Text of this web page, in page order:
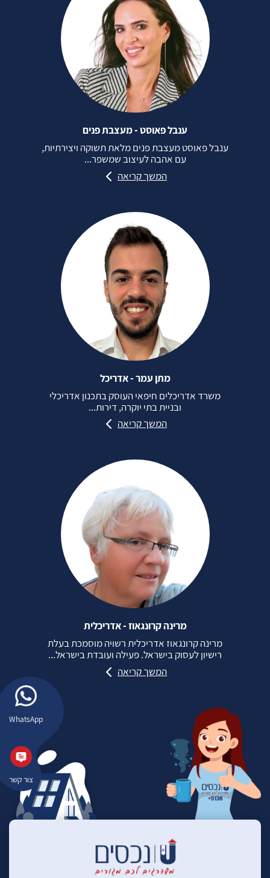
WhatsApp
צור קשר
ענבל פאוסט - מעצבת פנים
ענבל פאוסט מעצבת פנים מלאת תשוקה ויצירתיות,
עם אהבה לעיצוב שמשפר...
המשך קריאה
מתן עמר - אדריכל
משרד אדריכלים חיפאי העוסק בתכנון אדריכלי
ובניית בתי יוקרה, דירות...
המשך קריאה
מרינה קרונגאוז - אדריכלית
מרינה קרונגאוז אדריכלית רשויה מוסמכת בעלת
רישיון לעסוק בישראל. פעילה ועובדת בישראל...
המשך קריאה